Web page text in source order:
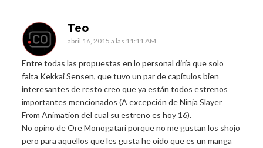
Teo
abril 16, 2015 a las 11:11 AM
Entre todas las propuestas en lo personal diría que solo
falta Kekkai Sensen, que tuvo un par de capítulos bien
interesantes de resto creo que ya están todos estrenos
importantes mencionados (A excepción de Ninja Slayer
From Animation del cual su estreno es hoy 16).
No opino de Ore Monogatari porque no me gustan los shojo
pero para aquellos que les gusta he oido que es un manga